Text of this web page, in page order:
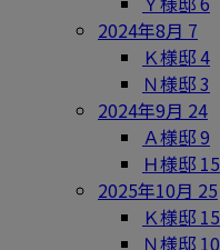
2024年8月 7
Ｋ様邸4
Ｎ様邸3
2024年9月 24
Ａ様邸9
Ｈ様邸 15
2025年10月 25
Ｋ様邸 15
Ｎ様邸 10